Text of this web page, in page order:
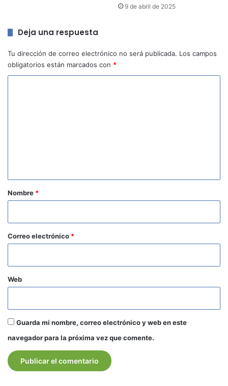
9 de abril de 2025
Deja una respuesta
Tu dirección de correo electrónico no será publicada. Los campos
obligatorios están marcados con *
r
o
*
Nombre *
Correo electrónico *
Web
Guarda mi nombre, correo electrónico y web en este
navegador para la próxima vez que comente.